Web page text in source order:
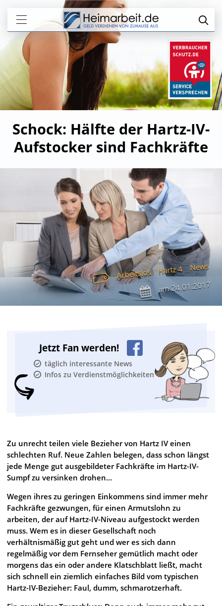
Schock: Hälfte der Hartz-IV-
Aufstocker sind Fachkräfte
Arbeitslos Hartz 4 News
am24.01.2017
Jetzt Fan werden!
täglich interessante News
Infos zu Verdienstmöglichkeiten
Zu unrecht teilen viele Bezieher von Hartz IV einen
schlechten Ruf. Neue Zahlen belegen, dass schon längst
jede Menge gut ausgebildeter Fachkräfte im Hartz-IV-
Sumpf zu versinken drohen…
Wegen ihres zu geringen Einkommens sind immer mehr
Fachkräfte gezwungen, für einen Armutslohn zu
arbeiten, der auf Hartz-IV-Niveau aufgestockt werden
muss. Wem es in dieser Gesellschaft noch
verhältnismäßig gut geht und wer es sich dann
regelmäßig vor dem Fernseher gemütlich macht oder
morgens das ein oder andere Klatschblatt ließt, macht
sich schnell ein ziemlich einfaches Bild vom typischen
Hartz-IV-Bezieher: Faul, dumm, schmarotzerhaft.